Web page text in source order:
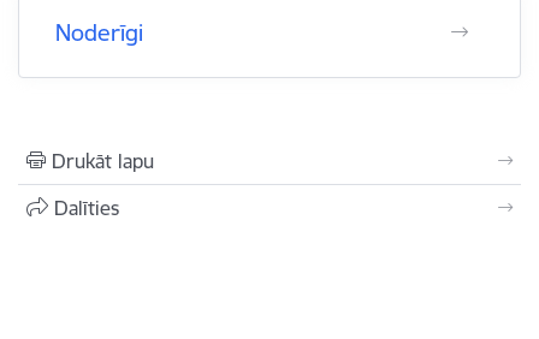
Noderīgi
Drukāt lapu
Dalīties